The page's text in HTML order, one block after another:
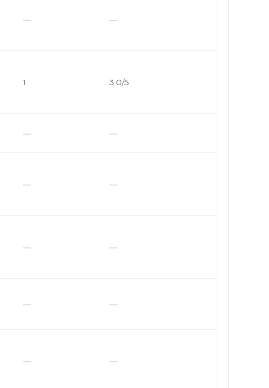
— —
1 3.0/5
— —
— —
— —
— —
— —